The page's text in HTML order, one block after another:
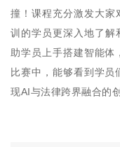
撞！课程充分激发大家
训的学员更深入地了解
助学员上手搭建智能体
比赛中，能够看到学员
现AI与法律跨界融合的